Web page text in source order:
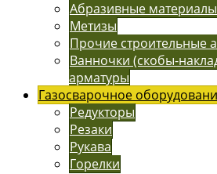
Абразивные материалы
Метизы
Прочие строительные
Ванночки (скобы-
арматуры
Газосварочное
Редукторы
Резаки
Рукава
Горелки